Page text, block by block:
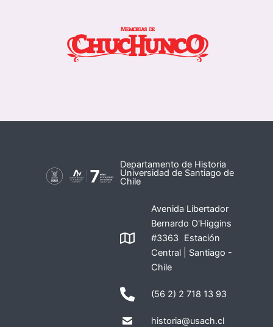
Departamento de Historia
Universidad de Santiago de
Chile
Avenida Libertador
Bernardo O'Higgins
#3363 Estación
Central | Santiago -
Chile
(56 2) 2 718 13 93
historia@usach.cl